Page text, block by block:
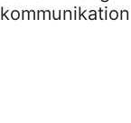
kommunikation